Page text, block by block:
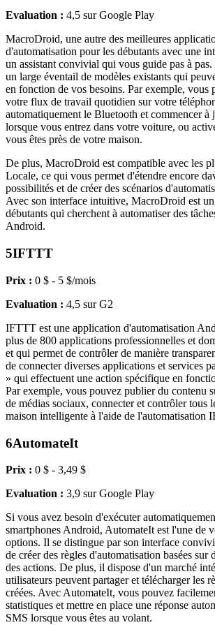
Evaluation : 4,5 sur Google Play
MacroDroid, une autre des meilleures
d'automatisation pour les débutants avec une
un assistant convivial qui vous guide pas à
un large éventail de modèles existants qui
en fonction de vos besoins. Par exemple, vous
votre flux de travail quotidien sur votre
automatiquement le Bluetooth et commencer à
lorsque vous entrez dans votre voiture, ou
vous êtes près de votre maison.
De plus, MacroDroid est compatible avec les
Locale, ce qui vous permet d'étendre encore
possibilités et de créer des scénarios
Avec son interface intuitive, MacroDroid est
débutants qui cherchent à automatiser des
Android.
5IFTTT
Prix : 0 $ - 5 $/mois
Evaluation : 4,5 sur G2
IFTTT est une application d'automatisation
plus de 800 applications professionnelles et
et qui permet de contrôler de manière
de connecter diverses applications et services
» qui effectuent une action spécifique en
Par exemple, vous pouvez publier du contenu
de médias sociaux, connecter et contrôler tous
maison intelligente à l'aide de l'automatisation
6AutomateIt
Prix : 0 $ - 3,49 $
Evaluation : 3,9 sur Google Play
Si vous avez besoin d'exécuter
smartphones Android, AutomateIt est l'une de
options. Il se distingue par son interface
de créer des règles d'automatisation basées sur
des actions. De plus, il dispose d'un marché
utilisateurs peuvent partager et télécharger les
créées. Avec AutomateIt, vous pouvez
statistiques et mettre en place une réponse
SMS lorsque vous êtes au volant.